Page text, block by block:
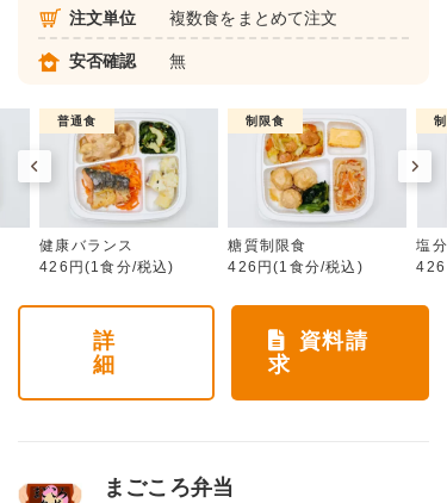
注文単位 複数食をまとめて注文
安否確認 無
普通食
健康バランス
426円(1食分/税込)
制限食
糖質制限食
426円(1食分/税込)
塩
詳
細
資料請
求
まごころ弁当